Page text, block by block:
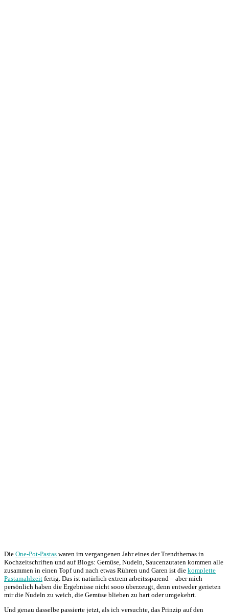
Die One-Pot-Pastas waren im vergangenen Jahr eines der Trendthemas in
Kochzeitschriften und auf Blogs: Gemüse, Nudeln, Saucenzutaten kommen alle
zusammen in einen Topf und nach etwas Rühren und Garen ist die komplette
Pastamahlzeit fertig. Das ist natürlich extrem arbeitssparend – aber mich
persönlich haben die Ergebnisse nicht sooo überzeugt, denn entweder gerieten
mir die Nudeln zu weich, die Gemüse blieben zu hart oder umgekehrt.
Und genau dasselbe passierte jetzt, als ich versuchte, das Prinzip auf den